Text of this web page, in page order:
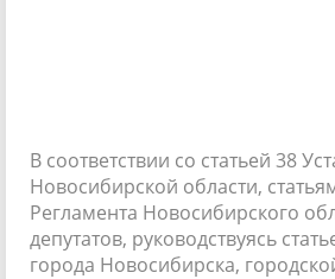
В соответствии со статьей 38
Новосибирской области,
Регламента Новосибирского
депутатов, руководствуясь
города Новосибирска,